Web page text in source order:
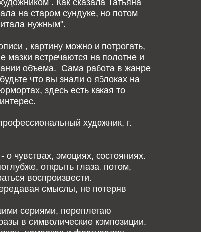
. Как сказала Татьяна
на старом сундуке, но потом
нужным".
, картину можно и потрогать,
мазки встречаются на полотне и
объема. Сама работа в жанре
что вы знали о яблоках на
здесь есть какая то
художник, г.
о чувствах, эмоциях, состояниях.
открыть глаза, потом,
воспроизвести.
смыслы, не потеряв
сериями, переплетаю
в символические композиции.